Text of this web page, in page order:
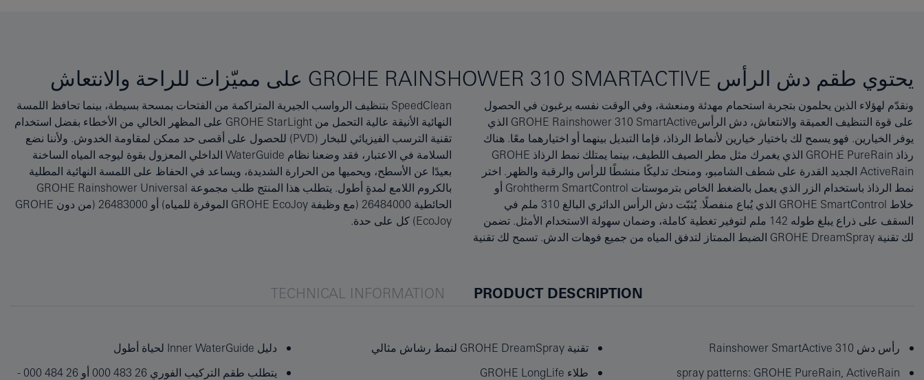
يحتوي طقم دش الرأس GROHE RAINSHOWER 310 SMARTACTIVE على مميّزات للراحة والانتعاش
ونقدّم لهؤلاء الذين يحلمون بتجربة استحمام مهدئة ومنعشة، وفي الوقت نفسه يرغبون في الحصول
على قوة التنظيف العميقة والانتعاش، دش الرأسGROHE Rainshower 310 SmartActive الذي
يوفر الخيارين. فهو يسمح لك باختيار خيارين لأنماط الرذاذ، فإما التبديل بينهما أو اختيارهما معًا. هناك
رذاذ GROHE PureRain الذي يغمرك مثل مطر الصيف اللطيف، بينما يمتلك نمط الرذاذ GROHE
ActiveRain الجديد القدرة على شطف الشامبو، ومنحك تدليكًا منشطًا للرأس والرقبة والظهر. اختر
نمط الرذاذ باستخدام الزر الذي يعمل بالضغط الخاص بترموستات Grohtherm SmartControl أو
خلاط GROHE SmartControl الذي يُباع منفصلًا. يُثبّت دش الرأس الدائري البالغ 310 ملم في
السقف على ذراع يبلغ طوله 142 ملم لتوفير تغطية كاملة، وضمان سهولة الاستخدام الأمثل. تضمن
لك تقنية GROHE DreamSpray الضبط الممتاز لتدفق المياه من جميع فوهات الدش. تسمح لك تقنية
SpeedClean بتنظيف الرواسب الجيرية المتراكمة من الفتحات بمسحة بسيطة، بينما تحافظ اللمسة
النهائية الأنيقة عالية التحمل من GROHE StarLight على المظهر الخالي من الأخطاء بفضل استخدام
تقنية الترسب الفيزيائي للبخار (PVD) للحصول على أقصى حد ممكن لمقاومة الخدوش. ولأننا نضع
السلامة في الاعتبار، فقد وضعنا نظام WaterGuide الداخلي المعزول بقوة ليوجه المياه الساخنة
بعيدًا عن الأسطح، ويحميها من الحرارة الشديدة، ويساعد في الحفاظ على اللمسة النهائية المطلية
بالكروم اللامع لمدةٍ أطول. يتطلب هذا المنتج طلب مجموعة GROHE Rainshower Universal
الحائطية 26484000 (مع وظيفة GROHE EcoJoy الموفرة للمياه) أو 26483000 (من دون GROHE
EcoJoy) كل على حدة.
PRODUCT DESCRIPTION
TECHNICAL INFORMATION
رأس دش Rainshower SmartActive 310
spray patterns: GROHE PureRain, ActiveRain
تقنية GROHE DreamSpray لنمط رشاش مثالي
طلاء GROHE LongLife
دليل Inner WaterGuide لحياة أطول
يتطلب طقم التركيب الفوري 26 483 000 أو 26 484 000 -